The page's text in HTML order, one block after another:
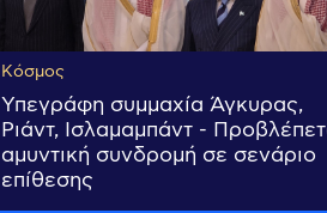
Κόσμος
Υπεγράφη συμμαχία Άγκυρας,
Ριάντ, Ισλαμαμπάντ -
αμυντική συνδρομή σε σενάριο
επίθεσης